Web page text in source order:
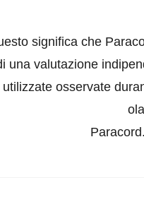
significa che
una valutazione
utilizzate osservate